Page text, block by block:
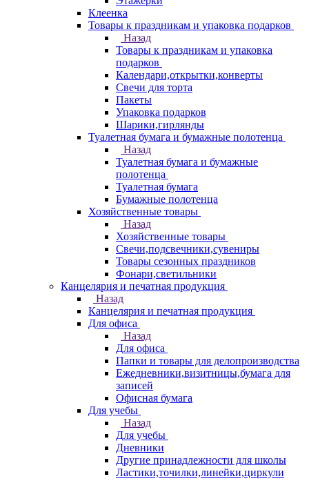
Клеенка
Товары к праздникам и упаковка подарков
Назад
Товары к праздникам и упаковка
подарков
Календари,открытки,конверты
Свечи для торта
Пакеты
Упаковка подарков
Шарики,гирлянды
Туалетная бумага и бумажные полотенца
Назад
Туалетная бумага и бумажные
полотенца
Туалетная бумага
Бумажные полотенца
Хозяйственные товары
Назад
Хозяйственные товары
Свечи,подсвечники,сувениры
Товары сезонных праздников
Фонари,светильники
Канцелярия и печатная продукция
Назад
Канцелярия и печатная продукция
Для офиса
Назад
Для офиса
Папки и товары для делопроизводства
Ежедневники,визитницы,бумага для
записей
Офисная бумага
Для учебы
Назад
Для учебы
Дневники
Другие принадлежности для школы
Ластики,точилки,линейки,циркули